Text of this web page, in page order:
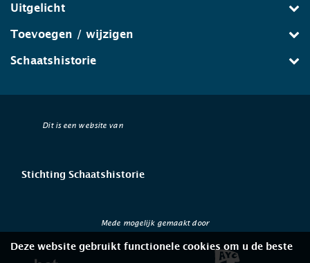
Uitgelicht
Toevoegen / wijzigen
Schaatshistorie
Dit is een website van
Stichting Schaatshistorie
Mede mogelijk gemaakt door
Deze website gebruikt functionele cookies om u de beste